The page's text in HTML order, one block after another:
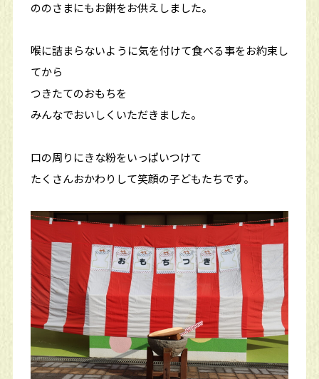
ののさまにもお餅をお供えしました。
喉に詰まらないように気を付けて食べる事をお約束し
てから
つきたてのおもちを
みんなでおいしくいただきました。
口の周りにきな粉をいっぱいつけて
たくさんおかわりして笑顔の子どもたちです。